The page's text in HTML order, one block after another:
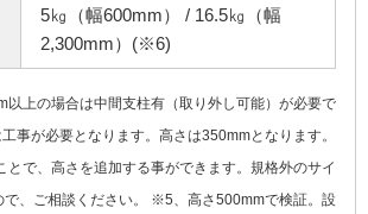
5㎏（幅600mm） / 16.5㎏（幅
2,300mm）(※6)
上の場合は中間支柱有（取り外し可能）が必要で
事が必要となります。高さは350mmとなります。
で、高さを追加する事ができます。規格外のサイ
で、ご相談ください。 ※5、高さ500mmで検証。設